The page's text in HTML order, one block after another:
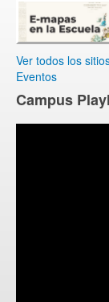
Ver todos los
Eventos
Campus